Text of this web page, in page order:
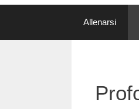
Allenarsi